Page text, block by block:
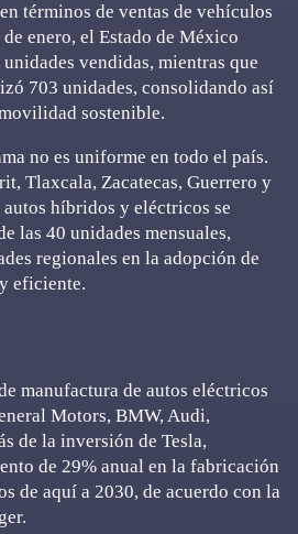
términos de ventas de vehículos
enero, el Estado de México
vendidas, mientras que
703 unidades, consolidando así
sostenible.
no es uniforme en todo el país.
Tlaxcala, Zacatecas, Guerrero y
híbridos y eléctricos se
las 40 unidades mensuales,
regionales en la adopción de
eficiente.
manufactura de autos eléctricos
Motors, BMW, Audi,
de la inversión de Tesla,
de 29% anual en la fabricación
de aquí a 2030, de acuerdo con la